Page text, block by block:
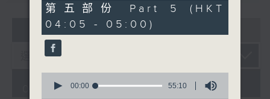
07 - 08 2026
08/08/2026
55
minutes,
20
seconds
第五部份 Part 5 (HKT
04:05 - 05:00)
seconds
00:00 55:10